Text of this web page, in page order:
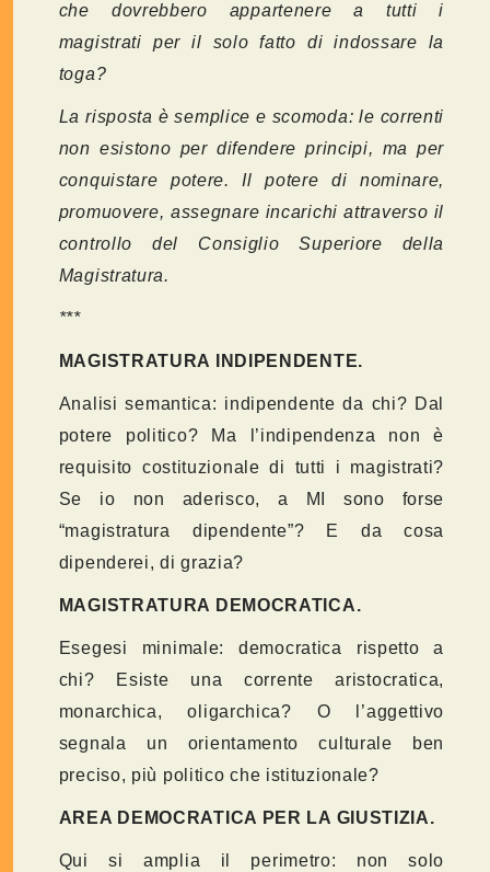
che dovrebbero appartenere a tutti i
magistrati per il solo fatto di indossare la
toga?
La risposta è semplice e scomoda: le correnti
non esistono per difendere principi, ma per
conquistare potere. Il potere di nominare,
promuovere, assegnare incarichi attraverso il
controllo del Consiglio Superiore della
Magistratura.
***
MAGISTRATURA INDIPENDENTE.
Analisi semantica: indipendente da chi? Dal
potere politico? Ma l’indipendenza non è
requisito costituzionale di tutti i magistrati?
Se io non aderisco, a MI sono forse
“magistratura dipendente”? E da cosa
dipenderei, di grazia?
MAGISTRATURA DEMOCRATICA.
Esegesi minimale: democratica rispetto a
chi? Esiste una corrente aristocratica,
monarchica, oligarchica? O l’aggettivo
segnala un orientamento culturale ben
preciso, più politico che istituzionale?
AREA DEMOCRATICA PER LA GIUSTIZIA.
Qui si amplia il perimetro: non solo